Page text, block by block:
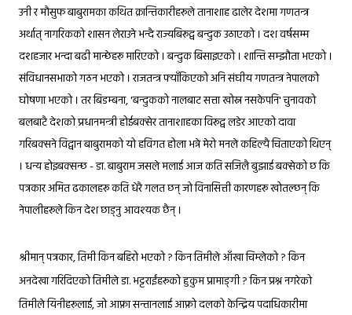
उनी र मौसुफ बाबुरामका कथित क्रान्तिकारीहरूले तानाशाह ढालेर देशमा गणतन्त्र
अर्थात् नागरिकको शासन लेराउने भन्दै राज्यबिरूद्व बन्दुक उठाएको । दश वर्षसम्म
दशहजार भन्दा बढी मान्छेहरू मारिएको । बन्दुक बिसाइएको । शान्ति सम्झौता भएको ।
संविधानसभाको गठन भएको । राजतन्त्र फ्याँकिएको अनि संघीय गणतन्त्र नेपालको
घोषणा भएको । तर बिडम्बना, 'बन्दुकको नालबाट सत्ता खोस्न नसकेपनि' चुनावको
बलबाटै देशको प्रधानमन्त्री होईबक्सेर तानाशाहका विरूद्व लडेर आएको दावा
गरिबक्सने विद्वान बाबुरामको यो हविगत होला भन्ने मेरो मनले कहिल्यै चिताएको थिएन्
। धन्य होइबक्सन्छ - डा. बाबुराम जसले मलाई आज कति सजिलै बुझाई बक्सेको छ कि
पत्रकार अमित ढकालहरू कति धेरै गलत छन् जो विनासित्ती कारणहरू खोतल्छन् कि
नेपालीहरूले किन देश छाड्नु आवश्यक छैन् ।
श्रीमान् पत्रकार, तिमी किन बहिरो भएको ?किनतिमीले आँखा चिम्लेको ? किन
अनदेखा गरिदिएको तिमीले डा. भट्टराईंहरूको हुकुम प्रामाङ्गी ? किन प्रश्न नगरेको
तिमीले यिनीहरूलाई, जो आफ्ना सन्तानलाई आफ्नो दलको केन्द्रिय पदाधिकारीमा